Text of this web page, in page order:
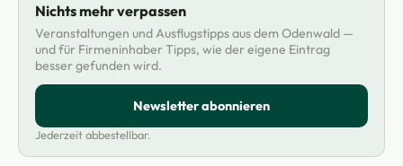
Nichts mehr verpassen
Veranstaltungen und Ausflugstipps aus dem Odenwald —
und für Firmeninhaber Tipps, wie der eigene Eintrag
besser gefunden wird.
Newsletter abonnieren
Jederzeit abbestellbar.